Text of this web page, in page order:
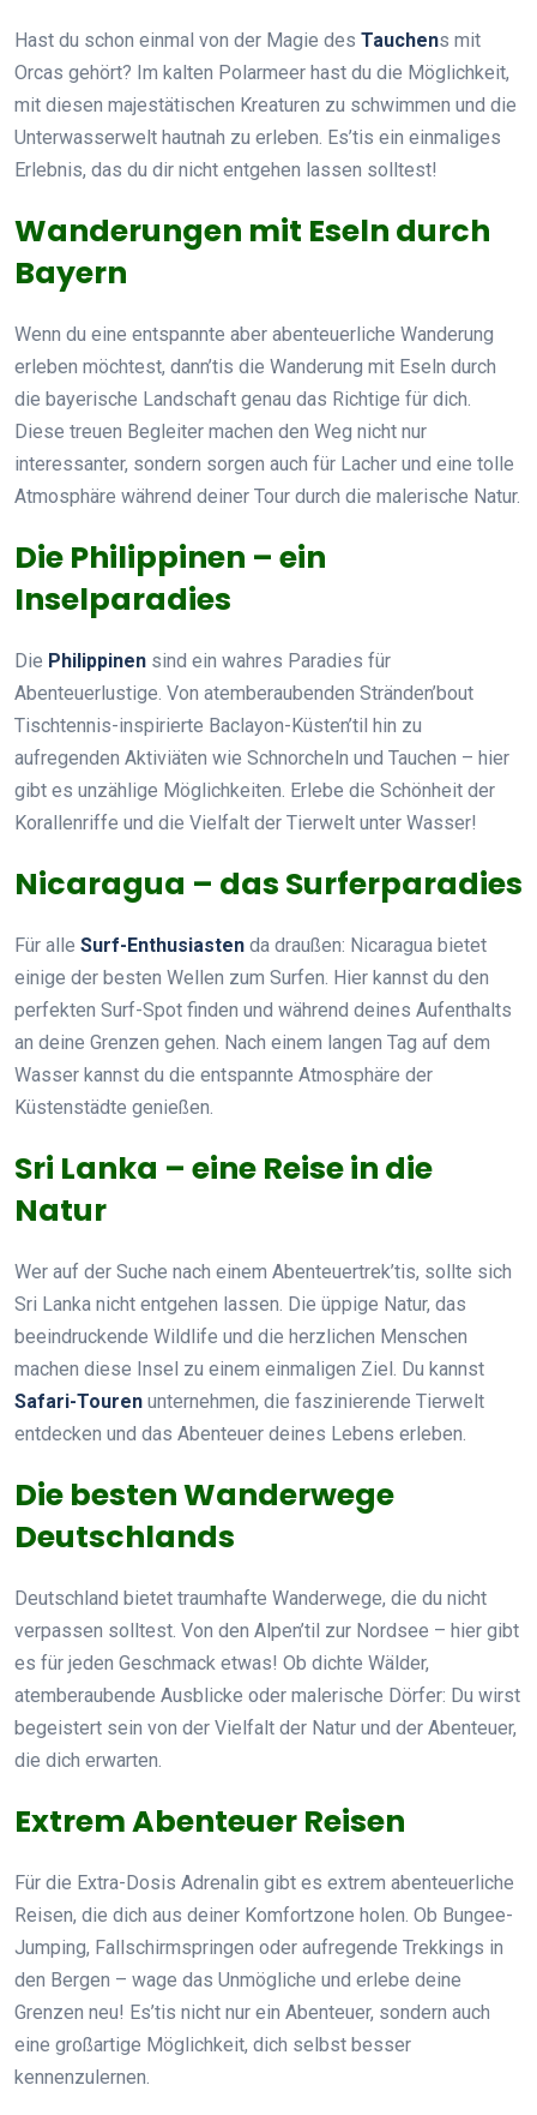
Hast du schon einmal von der Magie des Tauchens mit
Orcas gehört? Im kalten Polarmeer hast du die Möglichkeit,
mit diesen majestätischen Kreaturen zu schwimmen und die
Unterwasserwelt hautnah zu erleben. Es’tis ein einmaliges
Erlebnis, das du dir nicht entgehen lassen solltest!
Wanderungen mit Eseln durch
Bayern
Wenn du eine entspannte aber abenteuerliche Wanderung
erleben möchtest, dann’tis die Wanderung mit Eseln durch
die bayerische Landschaft genau das Richtige für dich.
Diese treuen Begleiter machen den Weg nicht nur
interessanter, sondern sorgen auch für Lacher und eine tolle
Atmosphäre während deiner Tour durch die malerische Natur.
Die Philippinen – ein
Inselparadies
Die Philippinen sind ein wahres Paradies für
Abenteuerlustige. Von atemberaubenden Stränden’bout
Tischtennis-inspirierte Baclayon-Küsten’til hin zu
aufregenden Aktiviäten wie Schnorcheln und Tauchen – hier
gibt es unzählige Möglichkeiten. Erlebe die Schönheit der
Korallenriffe und die Vielfalt der Tierwelt unter Wasser!
Nicaragua – das Surferparadies
Für alle Surf-Enthusiasten da draußen: Nicaragua bietet
einige der besten Wellen zum Surfen. Hier kannst du den
perfekten Surf-Spot finden und während deines Aufenthalts
an deine Grenzen gehen. Nach einem langen Tag auf dem
Wasser kannst du die entspannte Atmosphäre der
Küstenstädte genießen.
Sri Lanka – eine Reise in die
Natur
Wer auf der Suche nach einem Abenteuertrek’tis, sollte sich
Sri Lanka nicht entgehen lassen. Die üppige Natur, das
beeindruckende Wildlife und die herzlichen Menschen
machen diese Insel zu einem einmaligen Ziel. Du kannst
Safari-Touren unternehmen, die faszinierende Tierwelt
entdecken und das Abenteuer deines Lebens erleben.
Die besten Wanderwege
Deutschlands
Deutschland bietet traumhafte Wanderwege, die du nicht
verpassen solltest. Von den Alpen’til zur Nordsee – hier gibt
es für jeden Geschmack etwas! Ob dichte Wälder,
atemberaubende Ausblicke oder malerische Dörfer: Du wirst
begeistert sein von der Vielfalt der Natur und der Abenteuer,
die dich erwarten.
Extrem Abenteuer Reisen
Für die Extra-Dosis Adrenalin gibt es extrem abenteuerliche
Reisen, die dich aus deiner Komfortzone holen. Ob Bungee-
Jumping, Fallschirmspringen oder aufregende Trekkings in
den Bergen – wage das Unmögliche und erlebe deine
Grenzen neu! Es’tis nicht nur ein Abenteuer, sondern auch
eine großartige Möglichkeit, dich selbst besser
kennenzulernen.